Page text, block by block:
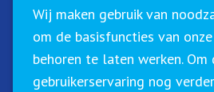
Wij maken gebruik van
om de basisfuncties van
behoren te laten werken. Om
gebruikerservaring nog